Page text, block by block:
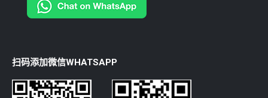
扫码添加微信WHATSAPP